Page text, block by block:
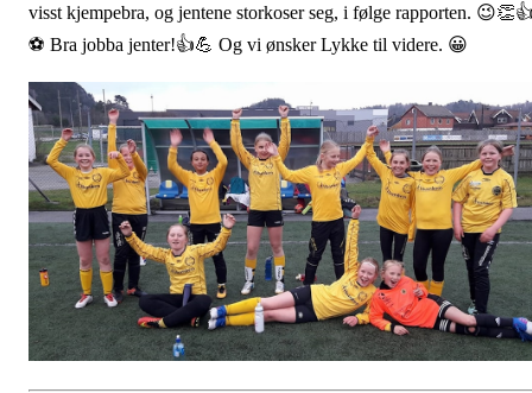
visst kjempebra, og jentene storkoser seg, i følge rapporten.
⚽️ Bra jobba jenter!👍💪 Og vi ønsker Lykke til videre. 😀